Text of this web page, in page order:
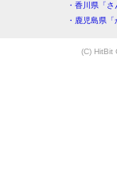
・香川県「
・鹿児島県
(C) HitBit